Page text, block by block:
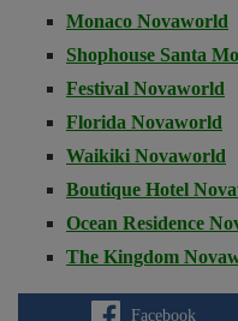
Monaco Novaworld
Shophouse Santa
Festival Novaworld
Florida Novaworld
Waikiki Novaworld
Boutique Hotel
Ocean Residence
The Kingdom
Facebook